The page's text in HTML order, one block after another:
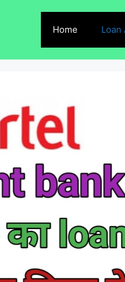
Home Loan